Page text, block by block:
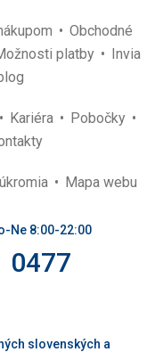
Obchodné
platby
Invia
Kariéra
Pobočky
Mapa webu
Ne 8:00-22:00
0477
slovenských a